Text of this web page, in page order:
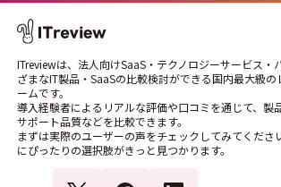
ITreviewは、法人向けSaaS・テクノロジーサービス・
ざまなIT製品・SaaSの比較検討ができる国内最大級の
ームです。
導入経験者によるリアルな評価や口コミを通じて、製
サポート品質などを比較できます。
まずは実際のユーザーの声をチェックしてみてくださ
にぴったりの選択肢がきっと見つかります。